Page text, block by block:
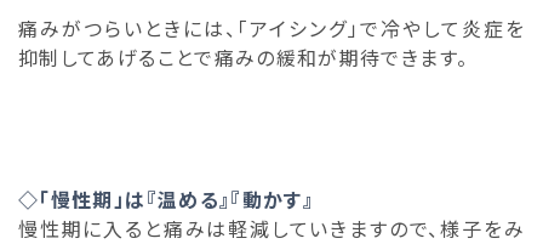
痛みがつらいときには、「アイシング」で冷やして炎症を
抑制してあげることで痛みの緩和が期待できます。
◇「慢性期」は『温める』『動かす』
慢性期に入ると痛みは軽減していきますので、様子をみ